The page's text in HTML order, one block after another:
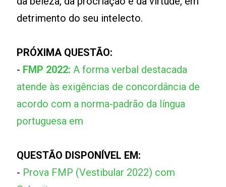
detrimento do seu intelecto.
PRÓXIMA QUESTÃO:
- FMP 2022:A forma verbal destacada
atende às exigências de concordância de
acordo com a norma-padrão da língua
portuguesa em
QUESTÃO DISPONÍVEL EM:
- Prova FMP (Vestibular 2022) com